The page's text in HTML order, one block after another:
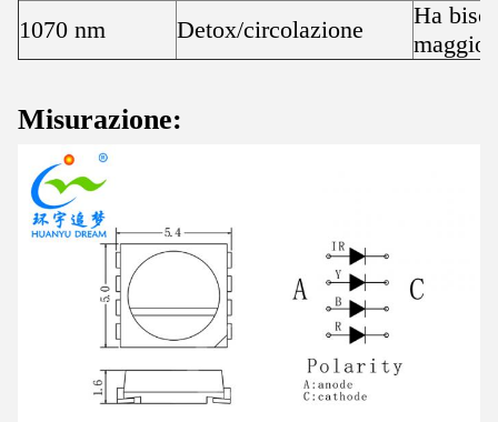
1070 nm
Detox/circolazione
Ha
Misurazione: